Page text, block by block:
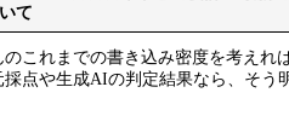
て
のこれまでの書き込み密度を考えれ
採点や生成AIの判定結果なら、そう